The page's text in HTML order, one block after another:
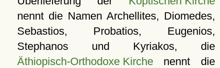
nennt die Namen Archellites, Diomedes,
Sebastios, Probatios, Eugenios,
Stephanos und Kyriakos, die
Äthiopisch-Orthodoxe Kirchenennt die